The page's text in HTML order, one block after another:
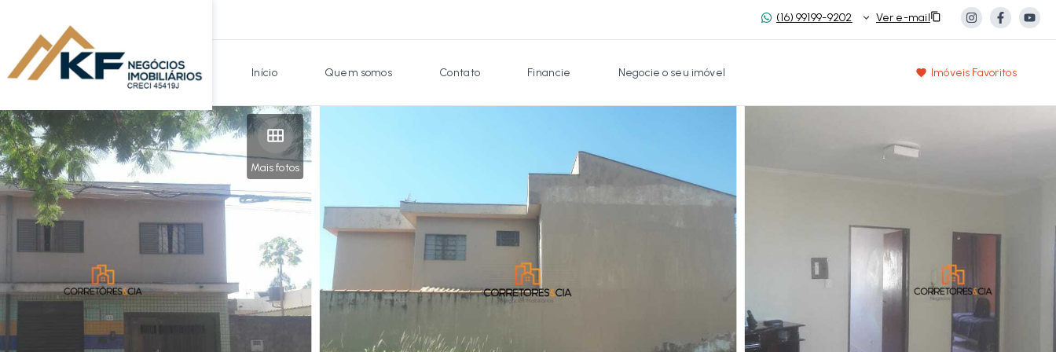
(16) 99199-9202 Ver e-mail
Início Quem somos Contato Financie Negocie o seu imóvel Imóveis Favoritos
Mais fotos